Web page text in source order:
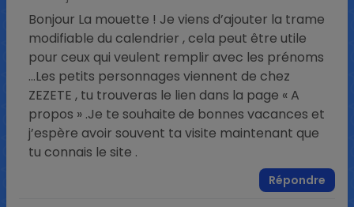
Bonjour La mouette ! Je viens d’ajouter la trame
modifiable du calendrier , cela peut être utile
pour ceux qui veulent remplir avec les prénoms
…Les petits personnages viennent de chez
ZEZETE , tu trouveras le lien dans la page « A
propos » .Je te souhaite de bonnes vacances et
j’espère avoir souvent ta visite maintenant que
tu connais le site .
Répondre